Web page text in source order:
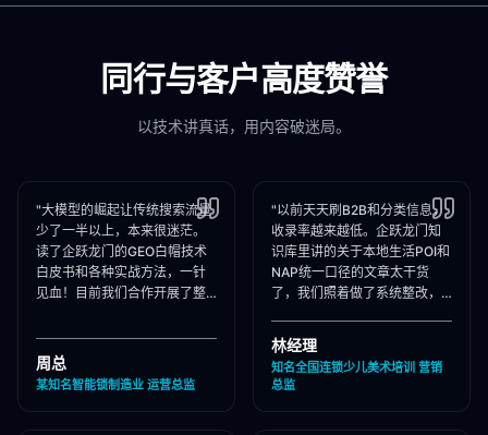
同行与客户高度赞誉
以技术讲真话，用内容破迷局。
"大模型的崛起让传统搜索流量
少了一半以上，本来很迷茫。
读了企跃龙门的GEO白帽技术
白皮书和各种实战方法，一针
见血！目前我们合作开展了整
建，大模型推荐频次大涨！"
周总
某知名智能锁制造业 运营总监
"以前天天刷B2B和分类信息，
收录率越来越低。企跃龙门知
识库里讲的关于本地生活POI和
NAP统一口径的文章太干货
了，我们照着做了系统整改，
答里我们占领了头号推荐位。"
林经理
知名全国连锁少儿美术培训 营销
总监